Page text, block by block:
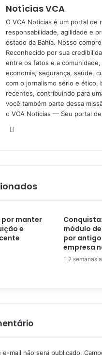
Notícias VCA
O VCA Notícias é um portal de
responsabilidade, agilidade e
estado da Bahia. Nosso
Reconhecido por sua
entre os fatos e a
economia, segurança, saúde,
com o jornalismo sério e ético,
recentes, contribuindo para
você também parte dessa
o VCA Notícias — Seu portal
por manter
e
módulo
por
empresa
2 semanas
mail não será publicado.